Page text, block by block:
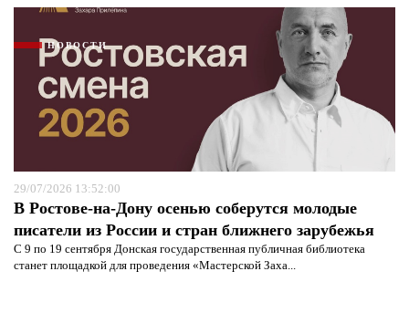
НОВОСТИ
29/07/2026 13:52:00
В Ростове-на-Дону осенью соберутся молодые
писатели из России и стран ближнего зарубежья
С 9 по 19 сентября Донская государственная публичная библиотека
станет площадкой для проведения «Мастерской Заха...